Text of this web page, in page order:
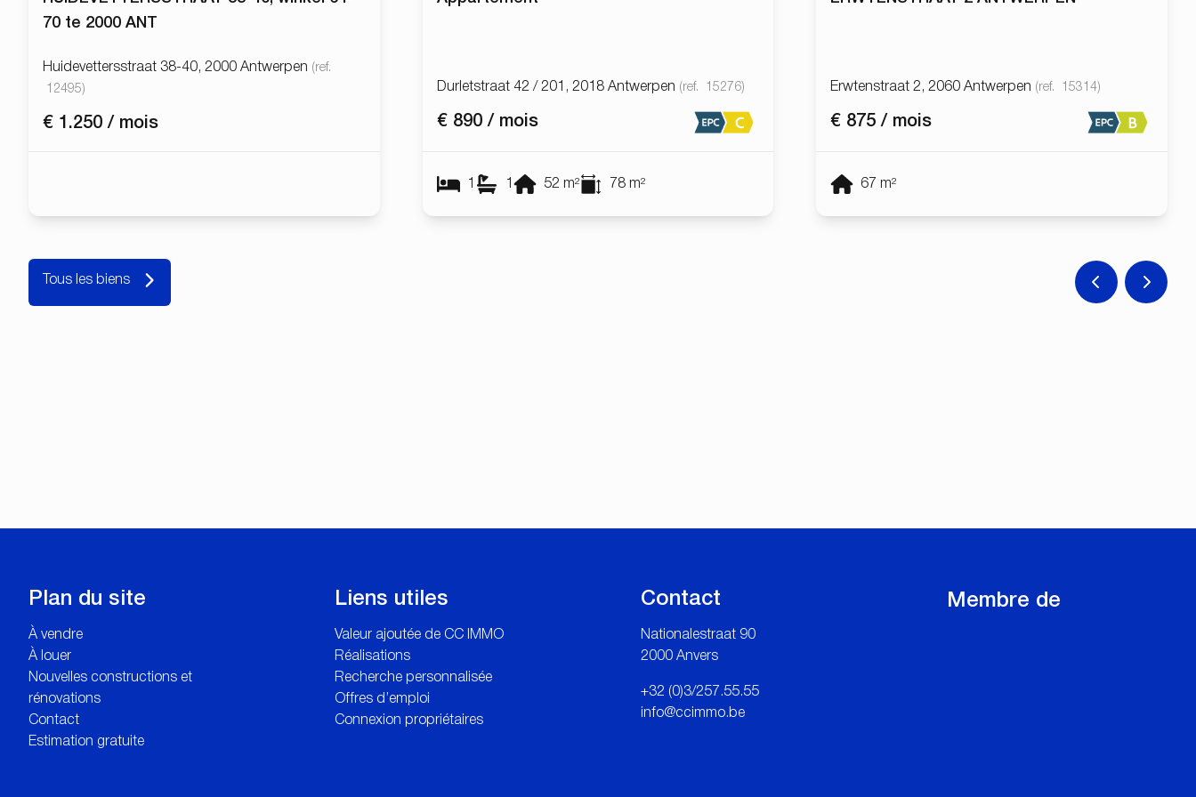
70 te 2000 ANT
Huidevettersstraat 38-40, 2000 Antwerpen (ref.
12495)
€ 1.250 / mois
Durletstraat 42 / 201, 2018 Antwerpen (ref. 15276)
€ 890 / mois
1 1 52 m² 78 m²
Erwtenstraat 2, 2060 Antwerpen (ref. 15314)
€ 875 / mois
67 m²
Tous les biens
Plan du site
À vendre
À louer
Nouvelles constructions et
rénovations
Contact
Estimation gratuite
Liens utiles
Valeur ajoutée de CC IMMO
Réalisations
Recherche personnalisée
Offres d’emploi
Connexion propriétaires
Contact
Nationalestraat 90
2000 Anvers
+32 (0)3/257.55.55
info@ccimmo.be
Membre de